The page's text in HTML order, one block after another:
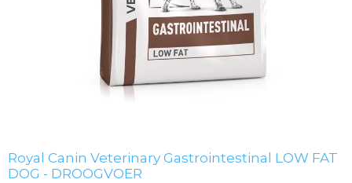
Royal Canin Veterinary Gastrointestinal LOW FAT
DOG - DROOGVOER